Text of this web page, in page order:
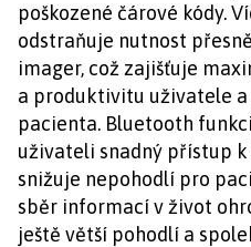
poškozené čárové kódy.
odstraňuje nutnost
imager, což zajišťuje
a produktivitu uživatele
pacienta. Bluetooth
uživateli snadný přístup k
snižuje nepohodlí pro
sběr informací v život
ještě větší pohodlí a